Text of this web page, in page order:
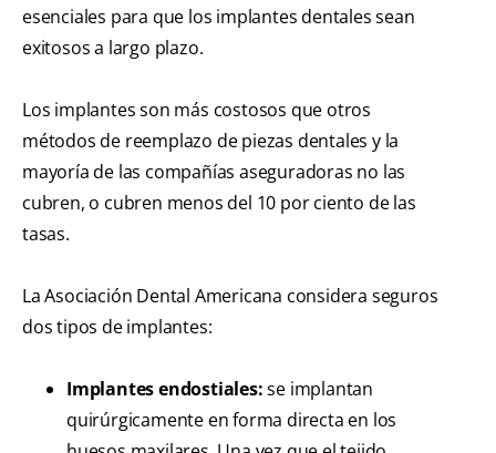
esenciales para que los implantes dentales sean
exitosos a largo plazo.
Los implantes son más costosos que otros
métodos de reemplazo de piezas dentales y la
mayoría de las compañías aseguradoras no las
cubren, o cubren menos del 10 por ciento de las
tasas.
La Asociación Dental Americana considera seguros
dos tipos de implantes:
Implantes endostiales:se implantan
quirúrgicamente en forma directa en los